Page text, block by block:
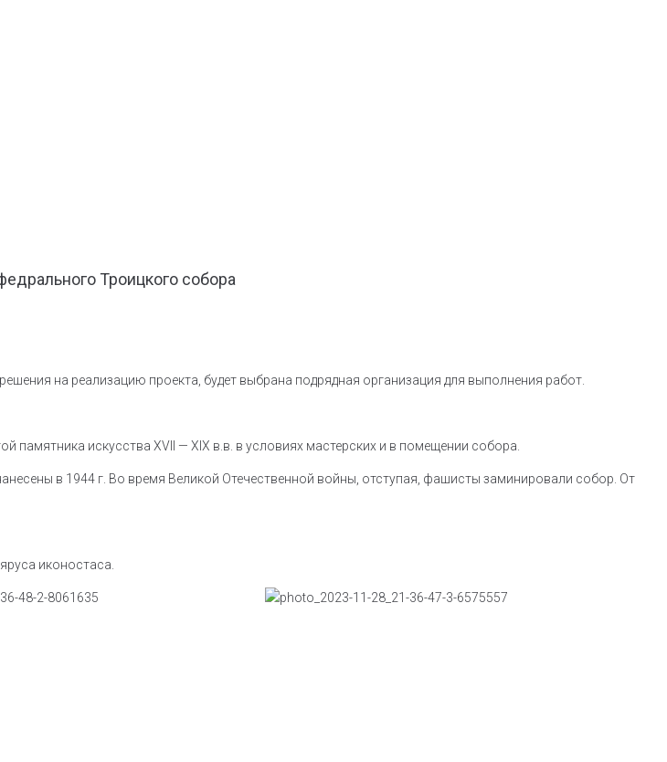
Троицкого собора
на реализацию проекта, будет выбрана подрядная организация для выполнения работ.
искусства XVII — XIX в.в. в условиях мастерских и в помещении собора.
в 1944 г. Во время Великой Отечественной войны, отступая, фашисты заминировали собор. От
иконостаса.